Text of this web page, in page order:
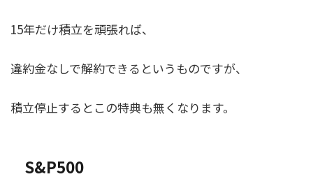
15年だけ積立を頑張れば、
違約金なしで解約できるというものですが、
積立停止するとこの特典も無くなります。
S&P500